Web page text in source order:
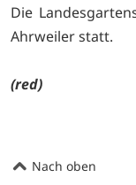
Die
Ahrweiler statt.
(red)
Nach oben